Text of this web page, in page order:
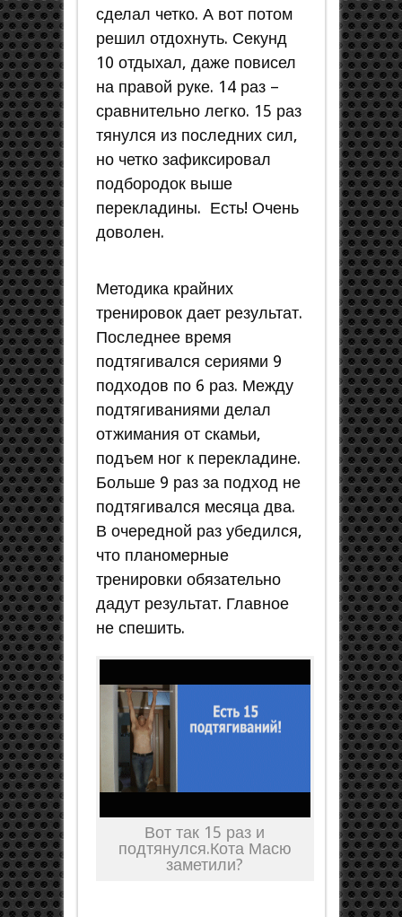
сделал четко. А вот потом
решил отдохнуть. Секунд
10 отдыхал, даже повисел
на правой руке. 14 раз –
сравнительно легко. 15 раз
тянулся из последних сил,
но четко зафиксировал
подбородок выше
перекладины. Есть! Очень
доволен.
Методика крайних
тренировок дает результат.
Последнее время
подтягивался сериями 9
подходов по 6 раз. Между
подтягиваниями делал
отжимания от скамьи,
подъем ног к перекладине.
Больше 9 раз за подход не
подтягивался месяца два.
В очередной раз убедился,
что планомерные
тренировки обязательно
дадут результат. Главное
не спешить.
Вот так 15 раз и
подтянулся.Кота Масю
заметили?